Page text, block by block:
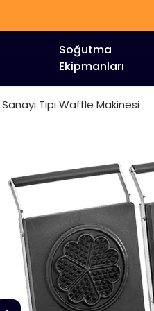
Soğutma
Ekipmanları
Sanayi Tipi Waffle Makinesi